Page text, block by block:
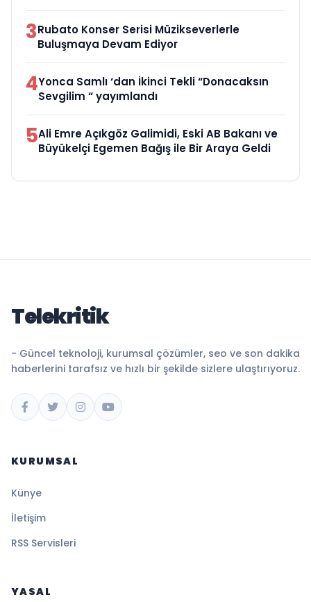
3Rubato Konser Serisi Müzikseverlerle
Buluşmaya Devam Ediyor
4Yonca Samlı ‘dan İkinci Tekli “Donacaksın
Sevgilim “ yayımlandı
5Ali Emre Açıkgöz Galimidi, Eski AB Bakanı ve
Büyükelçi Egemen Bağış ile Bir Araya Geldi
Telekritik
- Güncel teknoloji, kurumsal çözümler, seo ve son dakika
haberlerini tarafsız ve hızlı bir şekilde sizlere ulaştırıyoruz.
KURUMSAL
Künye
İletişim
RSS Servisleri
YASAL